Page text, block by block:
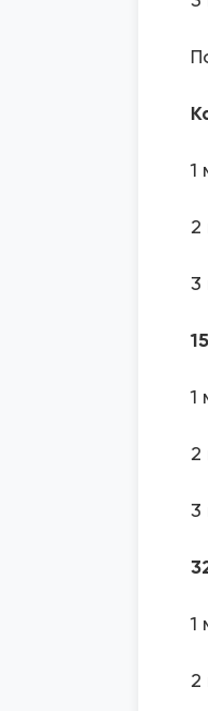
1
2
3
1
2
3
1
2